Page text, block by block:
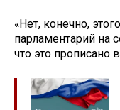
«Нет, конечно,
парламентарий на
что это прописано